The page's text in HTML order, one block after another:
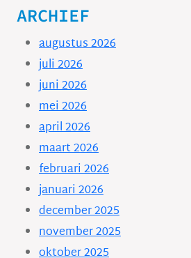
ARCHIEF
augustus 2026
juli 2026
juni 2026
mei 2026
april 2026
maart 2026
februari 2026
januari 2026
december 2025
november 2025
oktober 2025